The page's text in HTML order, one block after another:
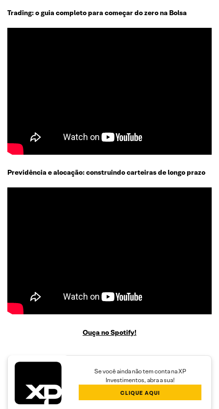
Trading: o guia completo para começar do zero na Bolsa
Previdência e alocação: construindo carteiras de longo prazo
Ouça no Spotify!
Se você ainda não tem conta na XP
Investimentos, abra a sua!
CLIQUE AQUI